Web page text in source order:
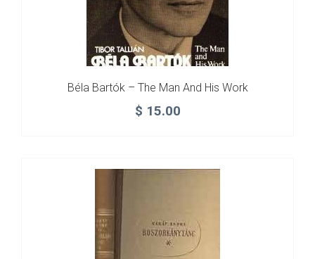
Béla Bartók – The Man And His Work
$ 15.00